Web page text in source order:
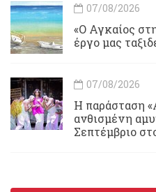
07/08/2026
«Ο Αγκαίος
έργο μας
07/08/2026
Η παράσταση
ανθισμένη
Σεπτέμβριο